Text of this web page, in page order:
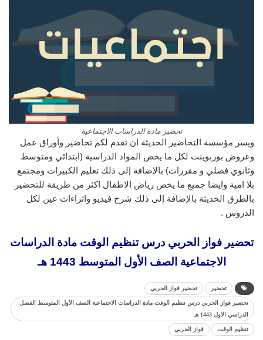
تحضير مادة الدراسات الاجتماعية
ويسر مؤسسة التحاضير الحديثة ان تقدم لكم تحاضير وأوراق عمل
وعروض بوربوينت لكل ما يخص المواد الدراسية (ابتدائي ومتوسط
وثانوي فصلي و مقررات) بالإضافة إلى ذلك تعليم الكبيرات ومجتمع
بلا امية وايضا جميع ما يخص رياض الاطفال اكثر من طريقة للتحضير
بالطرق الحديثة بالإضافة إلى ذلك شرح فيديو واثراءات عين لكل
الدروس .
تحضير فواز الحربي درس تنظيم الوقت مادة الدراسات
الاجتماعية الصف الأول المتوسط 1443 هـ
تحضير تحضير فواز الحربي
تحضير فواز الحربي درس تنظيم الوقت مادة الدراسات الاجتماعية الصف الأول المتوسط الفصل
الدراسي الاول 1443 هـ
تنظيم الوقت فواز الحربي